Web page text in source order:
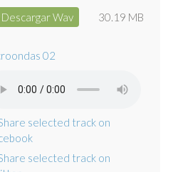
Descargar Wav 30.19 MB
02